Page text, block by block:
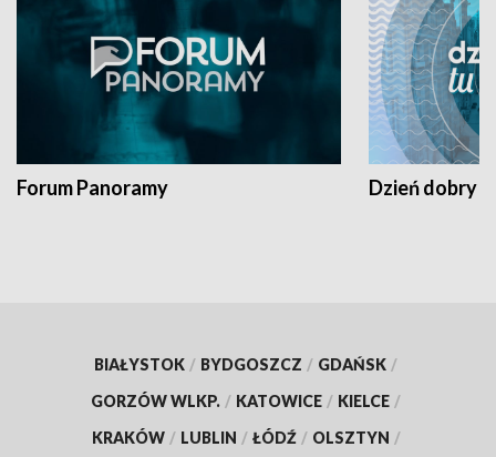
Forum Panoramy Dzień dobry
BIAŁYSTOK / BYDGOSZCZ / GDAŃSK /
GORZÓW WLKP. / KATOWICE / KIELCE /
KRAKÓW / LUBLIN / ŁÓDŹ / OLSZTYN /